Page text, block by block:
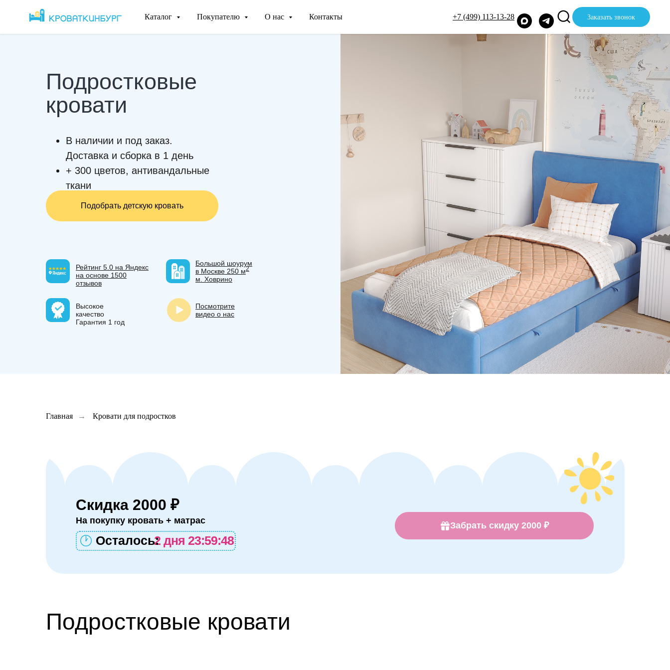
Каталог Покупателю О нас Контакты +7 (499) 113-13-28 Заказать звонок
Подростковые
кровати
В наличии и под заказ.
Доставка и сборка в 1 день
+ 300 цветов, антивандальные
ткани
Высокое
качество
Гарантия 1 год
Посмотрите
видео о нас
Рейтинг 5.0 на Яндекс
на основе 1500
отзывов
Подобрать детскую кровать
Большой шоурум
в Москве 250 м2
м. Ховрино
Главная → Кровати для подростков
На покупку кровать + матрас
Скидка 2000 ₽
Забрать скидку 2000 ₽
2 дня 23:59:46
Осталось:
Подростковые кровати